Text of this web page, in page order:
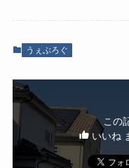
うぇぶろぐ
この
いいね